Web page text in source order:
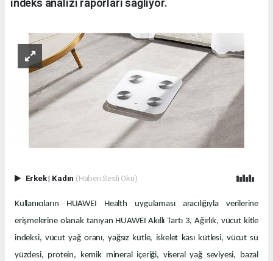
indeks analizi raporları sağlıyor.
Erkek| Kadın (Haberi Sesli Oku)
Kullanıcıların HUAWEI Health uygulaması aracılığıyla verilerine
erişmelerine olanak tanıyan HUAWEI Akıllı Tartı 3, Ağırlık, vücut kitle
indeksi, vücut yağ oranı, yağsız kütle, iskelet kası kütlesi, vücut su
yüzdesi, protein, kemik mineral içeriği, viseral yağ seviyesi, bazal